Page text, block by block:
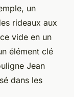
un
rideaux aux
vide en un
élément clé
Jean
dans les